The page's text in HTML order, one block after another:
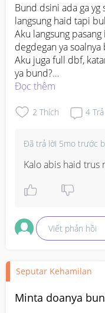
Bund dsini ada ga
langsung haid tapi
Aku langsung
degdegan ya
Aku juga full dbf,
#sharing
Đọc thêm
2 Thích 4
Đã trả lời 5mo trước
Kalo abis haid trus
Viết phản hồi
Seputar Kehamilan
Minta doanya